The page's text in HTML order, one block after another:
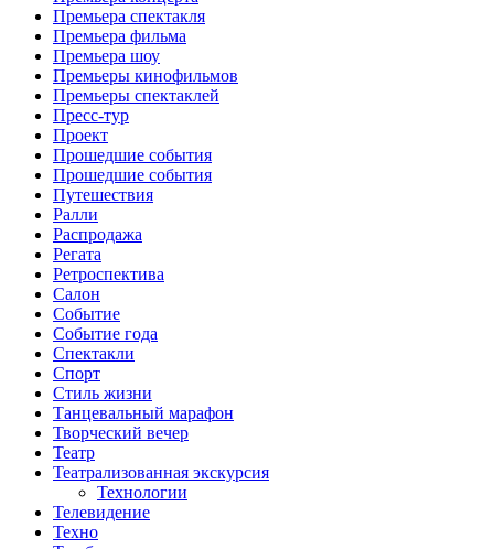
Премьера спектакля
Премьера фильма
Премьера шоу
Премьеры кинофильмов
Премьеры спектаклей
Пресс-тур
Проект
Прошедшие события
Прошедшие события
Путешествия
Ралли
Распродажа
Регата
Ретроспектива
Салон
Событие
Событие года
Спектакли
Спорт
Стиль жизни
Танцевальный марафон
Творческий вечер
Театр
Театрализованная экскурсия
Технологии
Телевидение
Техно